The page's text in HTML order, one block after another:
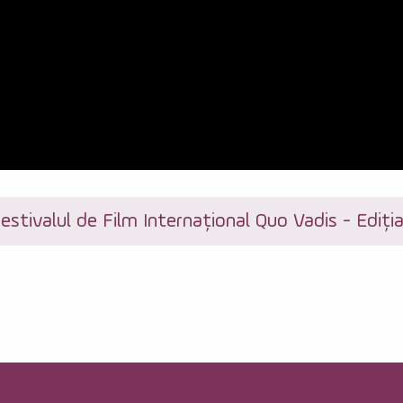
de Film Internațional Quo Vadis -